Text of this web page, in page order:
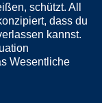
schützt. All
dass du
kannst.
Wesentliche